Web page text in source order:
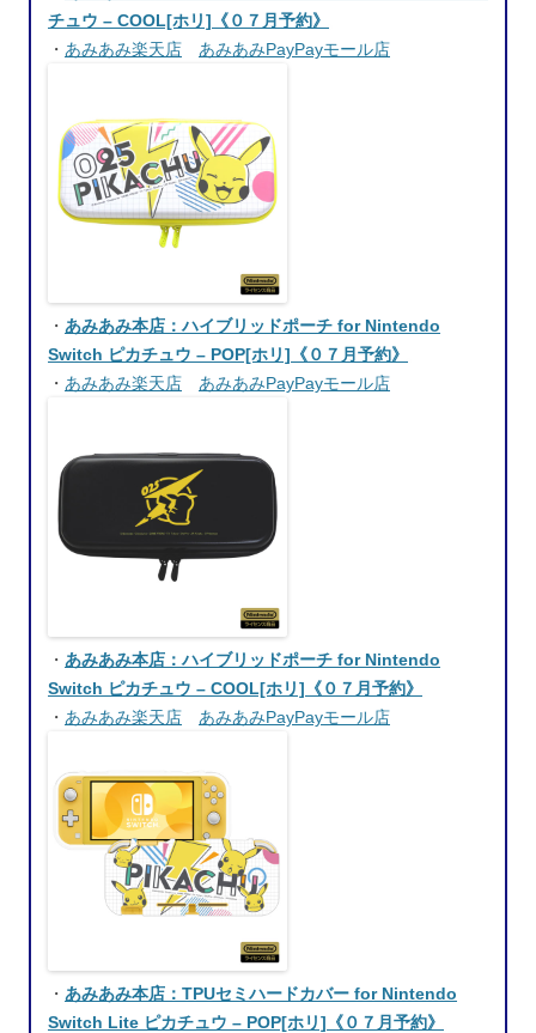
チュウ – COOL[ホリ]《０７月予約》
・ あみあみ楽天店 あみあみPayPayモール店
・ あみあみ本店：ハイブリッドポーチ for Nintendo
Switch ピカチュウ – POP[ホリ]《０７月予約》
・ あみあみ楽天店 あみあみPayPayモール店
・ あみあみ本店：ハイブリッドポーチ for Nintendo
Switch ピカチュウ – COOL[ホリ]《０７月予約》
・ あみあみ楽天店 あみあみPayPayモール店
・ あみあみ本店：TPUセミハードカバー for Nintendo
Switch Lite ピカチュウ – POP[ホリ]《０７月予約》